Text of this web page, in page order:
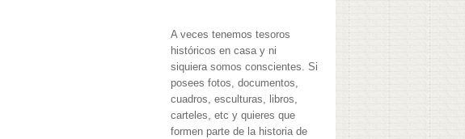
A veces tenemos tesoros
históricos en casa y ni
siquiera somos conscientes. Si
posees fotos, documentos,
cuadros, esculturas, libros,
carteles, etc y quieres que
formen parte de la historia de